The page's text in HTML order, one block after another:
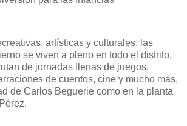
artísticas y culturales, las
se viven a pleno en todo el distrito.
de jornadas llenas de juegos,
de cuentos, cine y mucho más,
de Carlos Beguerie como en la planta